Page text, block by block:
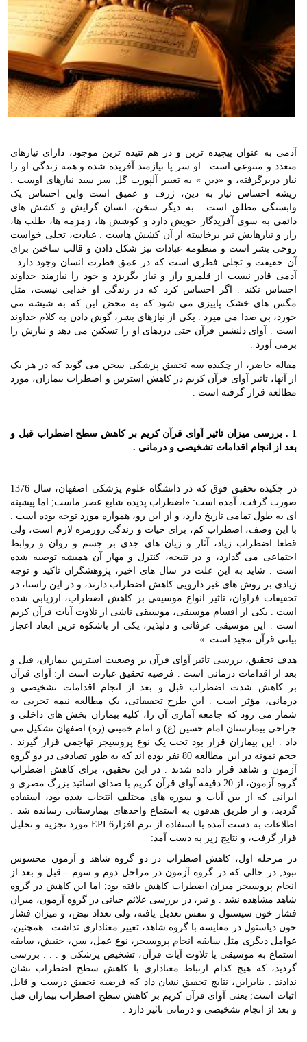
آدمی به عنوان پیچیده ترین و در هم تنیده ترین موجود، دارای نیازهای
متعدد و متنوعی است . او سر پا نیازمند آفریده شده و همه زندگی او را
نیاز دربرگرفته، و «دین » به تعبیر آلپورت گل سر سبد نیازهای اوست .
ریشه احساس نیاز به دین، ژرف و عمیق است واین احساس یک
وابستگی مطلق است . به دیگر سخن، انسان گرایش و کشش های
دائمی به سوی آفریدگار خویش دارد و کوشش ها، زمزمه ها، طلب ها،
راز و نیازهایش نیز برخاسته از آن کشش هاست . عبادت، تجلی خواست
روحی بشر است و منظومه عبادات نیز شکل دادن و قالب ساختن برای
آن حقیقت و تجلی فطری است که در عمق فطرت انسان وجود دارد .
آدمی قادر نیست از قلمرو راز و نیاز بگریزد و خود را نیازمند خداوند
احساس نکند . اگر احساس کرد که در زندگی او خدایی نیست، مثل
مگس های خشک پاییزی می شود که به محض این که به شیشه می
خورد، بی صدا می میرد . یکی از نیازهای بشر، گوش دادن به کلام خداوند
است . آوای دلنشین قرآن حتی دردهای او را تسکین می دهد و نیازش را
برمی آورد .
مقاله حاضر، از چکیده سه تحقیق پزشکی سخن می گوید که در هر یک
از آنها، تاثیر آوای قرآن کریم در کاهش استرس و اضطراب بیماران، مورد
مطالعه قرار گرفته است .
1 . بررسی میزان تاثیر آوای قرآن کریم بر کاهش سطح اضطراب قبل و
بعد از انجام اقدامات تشخیصی و درمانی .
در چکیده تحقیق فوق که در دانشگاه علوم پزشکی اصفهان، سال 1376
صورت گرفت، آمده است: «اضطراب پدیده شایع عصر ماست; اما پیشینه
ای به طول تمامی تاریخ دارد، و از این رو، همواره مورد توجه بوده است .
با این وصف، اضطراب کم، برای حیات و زندگی روزمره لازم است، ولی
قطعا اضطراب زیاد، آثار و زیان های جدی بر جسم و روان و روابط
اجتماعی می گذارد، و در نتیجه، کنترل و مهار آن همیشه توصیه شده
است . شاید به این علت در سال های اخیر، پژوهشگران تاکید و توجه
زیادی بر روش های غیر دارویی کاهش اضطراب دارند، و در این راستا، در
تحقیقات فراوان، تاثیر انواع موسیقی بر کاهش اضطراب، ارزیابی شده
است . یکی از اقسام موسیقی، موسیقی ناشی از تلاوت آیات قرآن کریم
است . این موسیقی عرفانی و دلپذیر، یکی از باشکوه ترین ابعاد اعجاز
بیانی قرآن مجید است .»
هدف تحقیق، بررسی تاثیر آوای قرآن بر وضعیت استرس بیماران، قبل و
بعد از اقدامات درمانی است . فرضیه تحقیق عبارت است از: آوای قرآن
بر کاهش شدت اضطراب قبل و بعد از انجام اقدامات تشخیصی و
درمانی، مؤثر است . این طرح تحقیقاتی، یک مطالعه نیمه تجربی به
شمار می رود که جامعه آماری آن را، کلیه بیماران بخش های داخلی و
جراحی بیمارستان امام حسین (ع) و امام خمینی (ره) اصفهان تشکیل می
داد . این بیماران قرار بود تحت یک نوع پروسیجر تهاجمی قرار گیرند .
حجم نمونه در این مطالعه 80 نفر بوده اند که به طور تصادفی در دو گروه
آزمون و شاهد قرار داده شدند . در این تحقیق، برای کاهش اضطراب
گروه آزمون، از 20 دقیقه آوای قرآن کریم با صدای اساتید بزرگ مصری و
ایرانی که از بین آیات و سوره های مختلف انتخاب شده بود، استفاده
گردید، و از طریق هدفون به استماع واحدهای بیمارستانی رسانده شد .
اطلاعات به دست آمده با استفاده از نرم افزارEPL6 مورد تجزیه و تحلیل
قرار گرفت، و نتایج زیر به دست آمد:
در مرحله اول، کاهش اضطراب در دو گروه شاهد و آزمون محسوس
نبود; در حالی که در گروه آزمون در مراحل دوم و سوم - قبل و بعد از
انجام پروسیجر میزان اضطراب کاهش یافته بود; اما این کاهش در گروه
شاهد مشاهده نشد . و نیز، در بررسی علائم حیاتی در گروه آزمون، میزان
فشار خون سیستول و تنفس تعدیل یافته، ولی تعداد نبض، و میزان فشار
خون دیاستول در مقایسه با گروه شاهد، تغییر معناداری نداشت . همچنین،
عوامل دیگری مثل سابقه انجام پروسیجر، نوع عمل، سن، جنبش، سابقه
استماع به موسیقی یا تلاوت آیات قرآن، تشخیص پزشکی و . . . بررسی
گردید، که هیچ کدام ارتباط معناداری با کاهش سطح اضطراب نشان
ندادند . بنابراین، نتایج تحقیق نشان داد که فرضیه تحقیق درست و قابل
اثبات است; یعنی آوای قرآن کریم بر کاهش سطح اضطراب بیماران قبل
و بعد از انجام تشخیصی و درمانی تاثیر دارد .